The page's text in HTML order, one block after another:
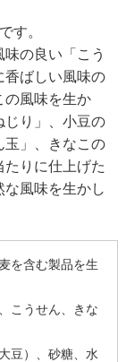
す。
の良い「こう
香ばしい風味の
の風味を生か
じり」、小豆の
玉」、きなこの
りに仕上げた
な風味を生かし
を含む製品を生
こうせん、きな
豆）、砂糖、水